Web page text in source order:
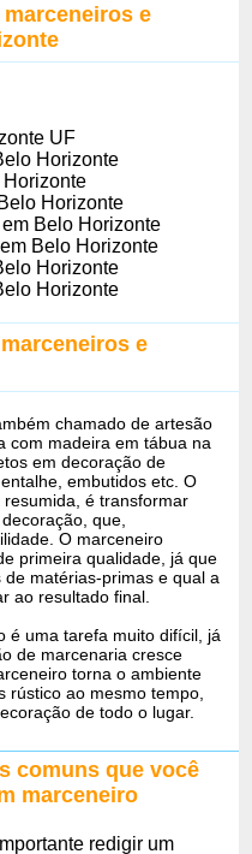
e
UF
Horizonte
Horizonte
Belo Horizonte
Belo Horizonte
Horizonte
Horizonte
e
chamado de artesão
com madeira em tábua na
em decoração de
embutidos etc. O
resumida, é transformar
que,
O marceneiro
primeira qualidade, já que
matérias-primas e qual a
ao resultado final.
é uma tarefa muito difícil, já
de marcenaria cresce
torna o ambiente
rústico ao mesmo tempo,
de todo o lugar.
comuns que você
marceneiro
redigir um